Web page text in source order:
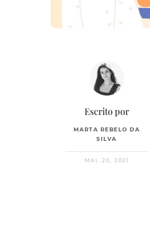
Escrito por
MARTA REBELO DA
SILVA
MAI. 20, 2021